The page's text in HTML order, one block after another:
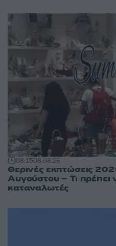
08:1508.08.26
Θερινές εκπτώσεις
Αυγούστου – Τι πρέπει
καταναλωτές